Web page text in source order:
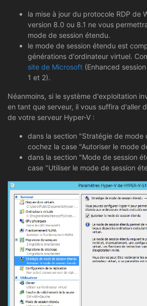
la mise à jour du protocole RDP de
version 8.0 ou 8.1 ne vous
mode de session étendu.
le mode de session étendu est
générations d'ordinateur virtuel.
site de Microsoft (Enhanced
1 et 2).
Néanmoins, si le système d'exploitation
en tant que serveur, il vous suffira d'aller
de votre serveur Hyper-V :
dans la section "Stratégie de mode
cochez la case "Autoriser le mode
dans la section "Mode de session
case "Utiliser le mode de session